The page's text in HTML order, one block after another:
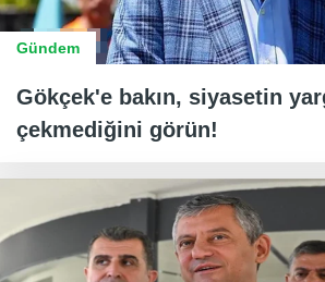
Gündem
Gökçek'e bakın, siyasetin
çekmediğini görün!